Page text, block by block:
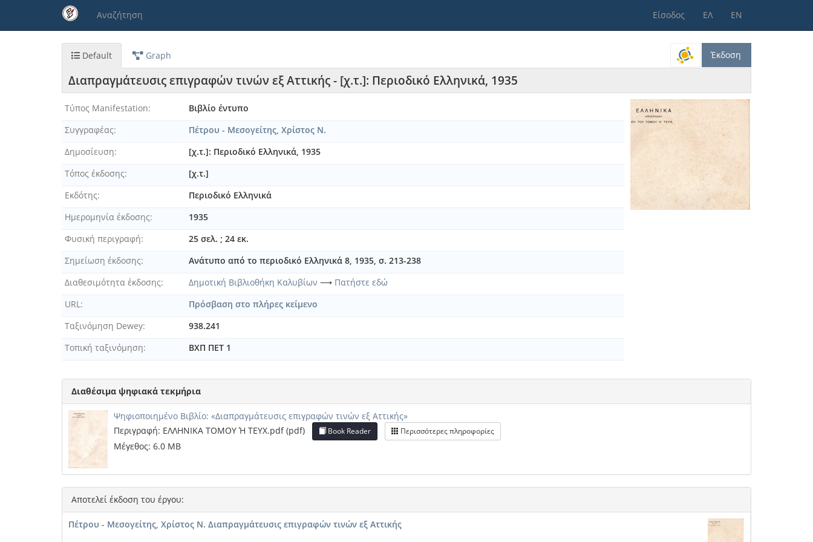
το
Αναζήτηση Είσοδος ΕΛ ΕΝ
Default Graph Έκδοση
Διαπραγμάτευσις επιγραφών τινών εξ Αττικής - [χ.τ.]: Περιοδικό Ελληνικά, 1935
Τύπος Manifestation
Βιβλίο έντυπο
Συγγραφέας
Πέτρου - Μεσογείτης, Χρίστος Ν.
Δημοσίευση
[χ.τ.]: Περιοδικό Ελληνικά, 1935
Τόπος έκδοσης
[χ.τ.]
Εκδότης
Περιοδικό Ελληνικά
Ημερομηνία έκδοσης
1935
Φυσική περιγραφή
25 σελ. ; 24 εκ.
Σημείωση έκδοσης
Ανάτυπο από το περιοδικό Ελληνικά 8, 1935, σ. 213-238
Διαθεσιμότητα έκδοσης
Δημοτική Βιβλιοθήκη Καλυβίων ⟶ Πατήστε εδώ
URL
Πρόσβαση στο πλήρες κείμενο
Ταξινόμηση Dewey
938.241
Τοπική ταξινόμηση
ΒΧΠ ΠΕΤ 1
Διαθέσιμα ψηφιακά τεκμήρια
Ψηφιοποιημένο Βιβλίο: «Διαπραγμάτευσις επιγραφών τινών εξ Αττικής»
Περιγραφή: ΕΛΛΗΝΙΚΑ ΤΟΜΟΥ Ή ΤΕΥΧ.pdf (pdf)
Book Reader Περισσότερες πληροφορίες
Μέγεθος: 6.0 MB
Αποτελεί έκδοση του έργου:
Πέτρου - Μεσογείτης, Χρίστος Ν. Διαπραγμάτευσις επιγραφών τινών εξ Αττικής